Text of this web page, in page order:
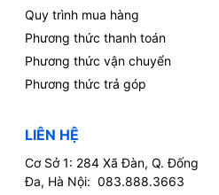
Quy trình mua hàng
Phương thức thanh toán
Phương thức vận chuyển
Phương thức trả góp
LIÊN HỆ
Cơ Sở 1: 284 Xã Đàn, Q. Đống
Đa, Hà Nội: 083.888.3663